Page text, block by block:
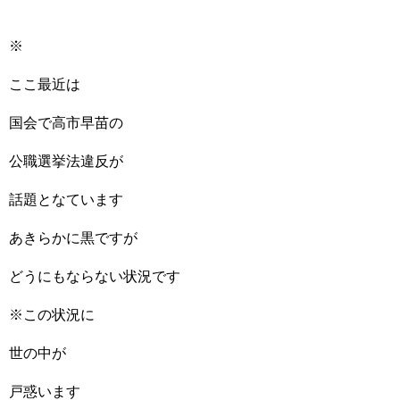
※
ここ最近は
国会で高市早苗の
公職選挙法違反が
話題となています
あきらかに黒ですが
どうにもならない状況です
※この状況に
世の中が
戸惑います